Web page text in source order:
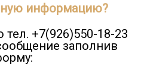
информацию?
+7(926)550-18-23
заполнив